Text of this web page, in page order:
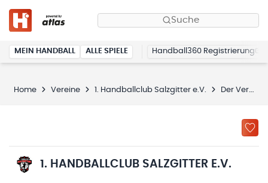
Suche
MEIN HANDBALL ALLE SPIELE Handball360 Registrierung
Home Vereine 1. Handballclub Salzgitter e.V. Der Verein
1. HANDBALLCLUB SALZGITTER E.V.